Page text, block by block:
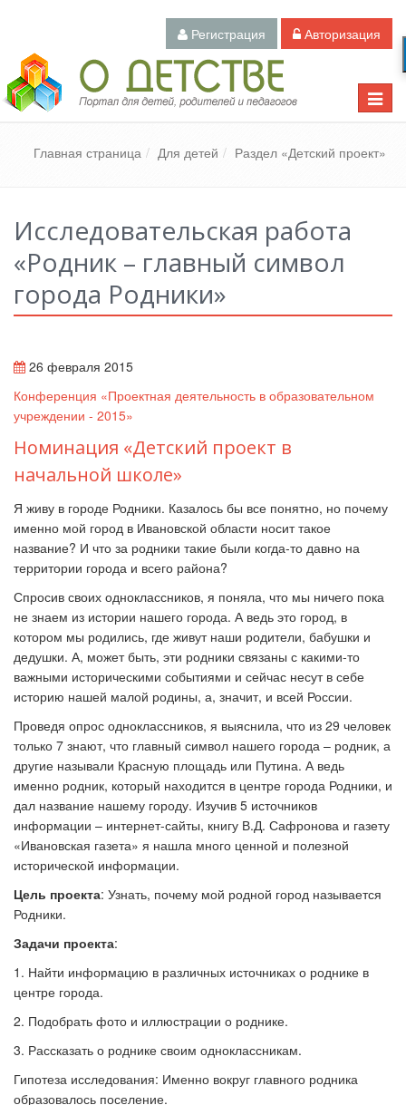
Регистрация Авторизация
Toggle
Педагогический портал «О детстве»
Главная страница Для детей Раздел «Детский проект»
Исследовательская работа
«Родник – главный символ
города Родники»
26 февраля 2015
Конференция «Проектная деятельность в образовательном
учреждении - 2015»
Номинация «Детский проект в
начальной школе»
Я живу в городе Родники. Казалось бы все понятно, но почему
именно мой город в Ивановской области носит такое
название? И что за родники такие были когда-то давно на
территории города и всего района?
Спросив своих одноклассников, я поняла, что мы ничего пока
не знаем из истории нашего города. А ведь это город, в
котором мы родились, где живут наши родители, бабушки и
дедушки. А, может быть, эти родники связаны с какими-то
важными историческими событиями и сейчас несут в себе
историю нашей малой родины, а, значит, и всей России.
Проведя опрос одноклассников, я выяснила, что из 29 человек
только 7 знают, что главный символ нашего города – родник, а
другие называли Красную площадь или Путина. А ведь
именно родник, который находится в центре города Родники, и
дал название нашему городу. Изучив 5 источников
информации – интернет-сайты, книгу В.Д. Сафронова и газету
«Ивановская газета» я нашла много ценной и полезной
исторической информации.
Цель проекта: Узнать, почему мой родной город называется
Родники.
Задачи проекта:
1. Найти информацию в различных источниках о роднике в
центре города.
2. Подобрать фото и иллюстрации о роднике.
3. Рассказать о роднике своим одноклассникам.
Гипотеза исследования: Именно вокруг главного родника
образовалось поселение.